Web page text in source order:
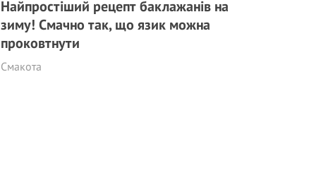
Найпростіший рецепт баклажанів на
зиму! Смачно так, що язик можна
проковтнути
Смакота